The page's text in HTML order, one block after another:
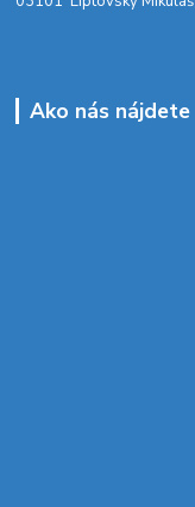
Ako nás nájdete